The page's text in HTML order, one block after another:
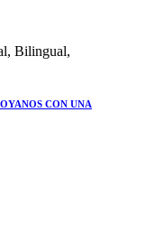
Bilingual,
CON UNA